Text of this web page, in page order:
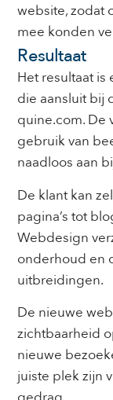
website, zodat
mee konden
Resultaat
Het resultaat is
die aansluit bij
quine.com. De
gebruik van
naadloos aan
De klant kan
pagina’s tot
Webdesign
onderhoud en
uitbreidingen.
De nieuwe
zichtbaarheid
nieuwe
juiste plek zijn